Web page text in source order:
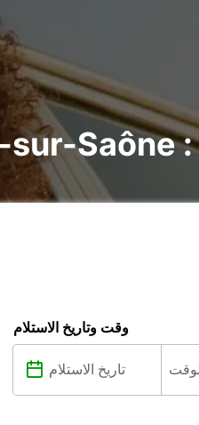
وقت وتاريخ الاستلام